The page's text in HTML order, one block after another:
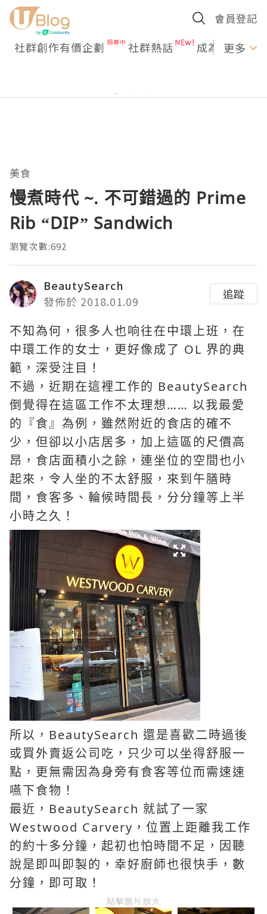
會員登記
社群創作有價企劃 社群熱話 成為U更多
美食
慢煮時代 ~. 不可錯過的 Prime
Rib “DIP” Sandwich
瀏覽次數:692
BeautySearch
發佈於 2018.01.09
追蹤
不知為何，很多人也响往在中環上班，在
中環工作的女士，更好像成了 OL 界的典
範，深受注目！
不過，近期在這裡工作的 BeautySearch
倒覺得在這區工作不太理想…… 以我最愛
的『食』為例，雖然附近的食店的確不
少，但卻以小店居多，加上這區的尺價高
昂，食店面積小之餘，連坐位的空間也小
起來，令人坐的不太舒服，來到午膳時
間，食客多、輪候時間長，分分鐘等上半
小時之久！
所以，BeautySearch 還是喜歡二時過後
或買外賣返公司吃，只少可以坐得舒服一
點，更無需因為身旁有食客等位而需速速
嚥下食物！
最近，BeautySearch 就試了一家
Westwood Carvery，位置上距離我工作
的約十多分鐘，起初也怕時間不足，因聽
說是即叫即製的，幸好廚師也很快手，數
分鐘，即可取！
點擊圖片放大